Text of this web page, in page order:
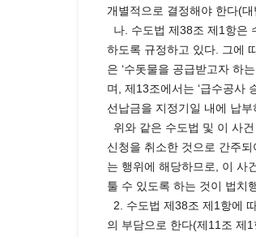
개별적으로 결정해야 한다(
나. 수도법 제38조 제1항은
하도록 규정하고 있다. 그에
은 ‘수돗물을 공급받고자 하
며, 제13조에서는 ‘급수공사
선납금을 지정기일 내에 납
위와 같은 수도법 및 이 사
신청을 취소한 것으로 간주
는 행위에 해당하므로, 이 사
툴 수 있도록 하는 것이 법치
2. 수도법 제38조 제1항에
의 부담으로 한다(제11조 제